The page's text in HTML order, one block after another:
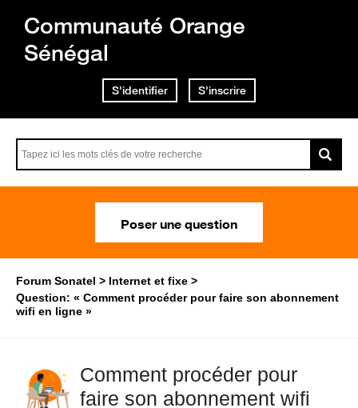
Communauté Orange
Sénégal
S'identifier S'inscrire
Poser une question
Forum Sonatel
Internet et fixe
Question: « Comment procéder pour faire son abonnement
wifi en ligne »
Comment procéder pour
faire son abonnement wifi